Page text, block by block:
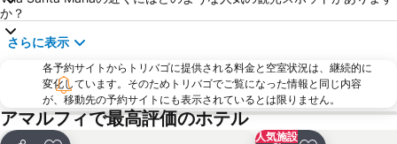
Vomero
Marina Grande
Piazza del Plebiscito
Castel Nuovo
Palazzo Reale
National Archaeological Museum
Funiculare di Mergellina
Li galli
Villa Comunale
か？
さらに表示
各予約サイトからトリバゴに提供される料金と空室状況は、継続的に
変化しています。そのためトリバゴでご覧になった情報と同じ内容
が、移動先の予約サイトにも表示されているとは限りません。
アマルフィで最高評価のホテル
人気施設